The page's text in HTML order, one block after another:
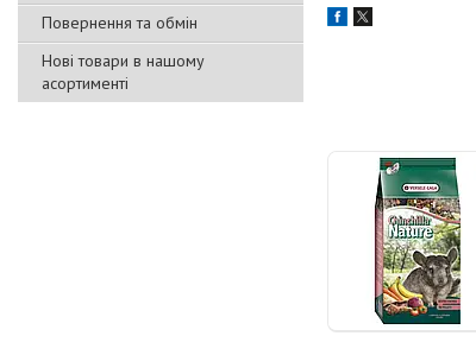
Повернення та обмін
Нові товари в нашому
асортименті